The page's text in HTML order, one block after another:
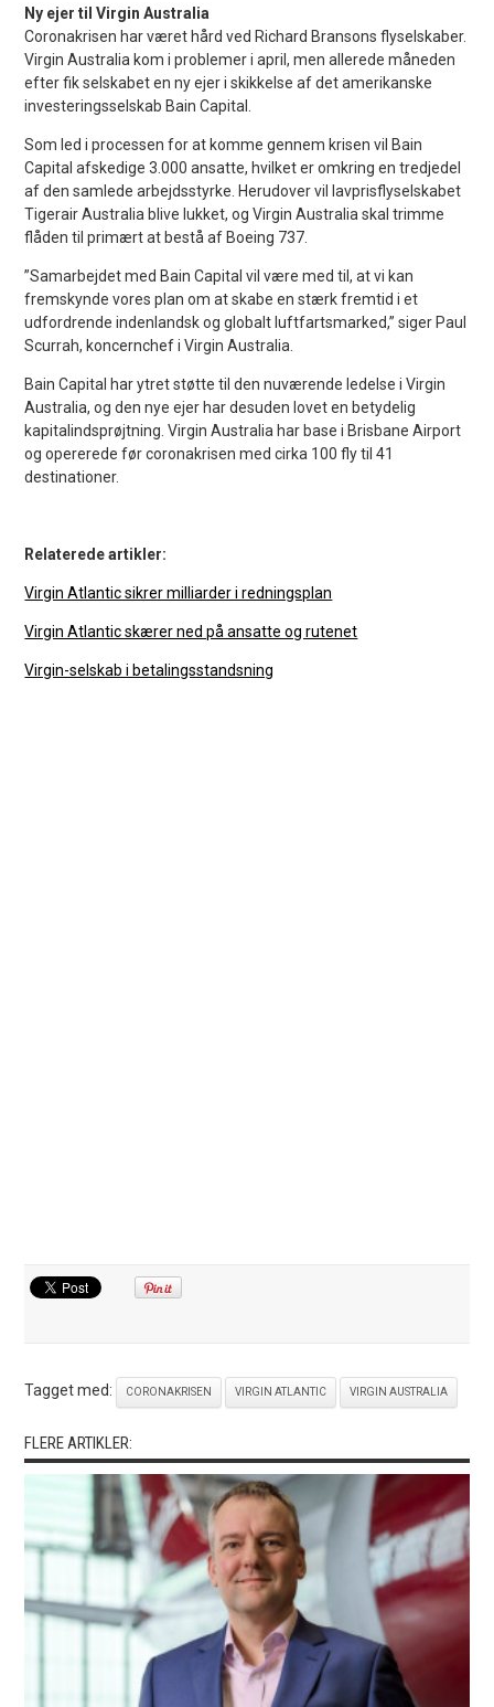
Ny ejer til Virgin Australia
Coronakrisen har været hård ved Richard Bransons flyselskaber.
Virgin Australia kom i problemer i april, men allerede måneden
efter fik selskabet en ny ejer i skikkelse af det amerikanske
investeringsselskab Bain Capital.
Som led i processen for at komme gennem krisen vil Bain
Capital afskedige 3.000 ansatte, hvilket er omkring en tredjedel
af den samlede arbejdsstyrke. Herudover vil lavprisflyselskabet
Tigerair Australia blive lukket, og Virgin Australia skal trimme
flåden til primært at bestå af Boeing 737.
”Samarbejdet med Bain Capital vil være med til, at vi kan
fremskynde vores plan om at skabe en stærk fremtid i et
udfordrende indenlandsk og globalt luftfartsmarked,” siger Paul
Scurrah, koncernchef i Virgin Australia.
Bain Capital har ytret støtte til den nuværende ledelse i Virgin
Australia, og den nye ejer har desuden lovet en betydelig
kapitalindsprøjtning. Virgin Australia har base i Brisbane Airport
og opererede før coronakrisen med cirka 100 fly til 41
destinationer.
Relaterede artikler:
Virgin Atlantic sikrer milliarder i redningsplan
Virgin Atlantic skærer ned på ansatte og rutenet
Virgin-selskab i betalingsstandsning
Tagget med: CORONAKRISEN VIRGIN ATLANTIC VIRGIN AUSTRALIA
FLERE ARTIKLER: